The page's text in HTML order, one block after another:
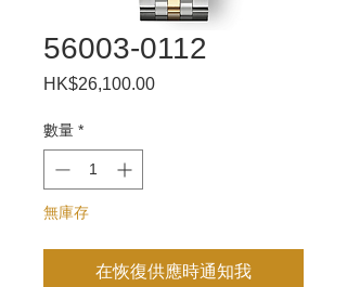
56003-0112
HK$26,100.00價
數量 *
無庫存
在恢復供應時通知我